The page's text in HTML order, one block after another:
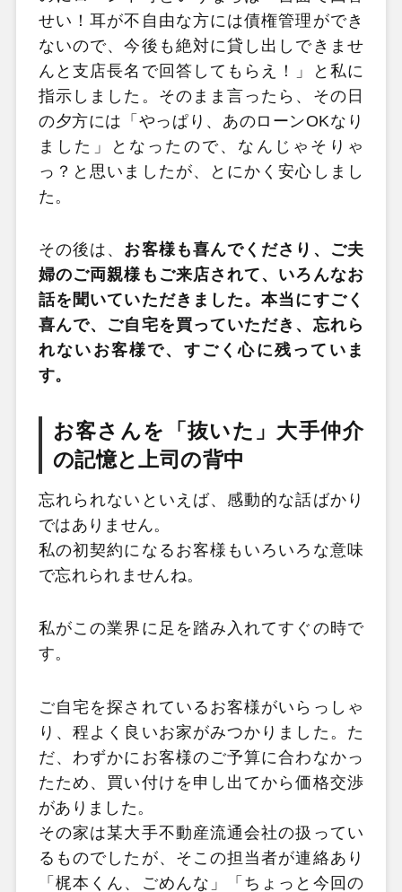
せい！耳が不自由な方には債権管理ができ
ないので、今後も絶対に貸し出しできませ
んと支店長名で回答してもらえ！」と私に
指示しました。そのまま言ったら、その日
の夕方には「やっぱり、あのローンOKなり
ました」となったので、なんじゃそりゃ
っ？と思いましたが、とにかく安心しまし
た。
その後は、 お客様も喜んでくださり、ご夫
婦のご両親様もご来店されて、いろんなお
話を聞いていただきました。本当にすごく
喜んで、ご自宅を買っていただき、忘れら
れないお客様で、すごく心に残っていま
す。
お客さんを「抜いた」大手仲介
の記憶と上司の背中
忘れられないといえば、感動的な話ばかり
ではありません。
私の初契約になるお客様もいろいろな意味
で忘れられませんね。
私がこの業界に足を踏み入れてすぐの時で
す。
ご自宅を探されているお客様がいらっしゃ
り、程よく良いお家がみつかりました。た
だ、わずかにお客様のご予算に合わなかっ
たため、買い付けを申し出てから価格交渉
がありました。
その家は某大手不動産流通会社の扱ってい
るものでしたが、そこの担当者が連絡あり
「梶本くん、ごめんな」「ちょっと今回の